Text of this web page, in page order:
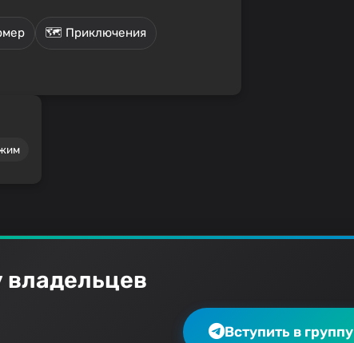
🗺️ Приключения
владельцев
Вступить в группу